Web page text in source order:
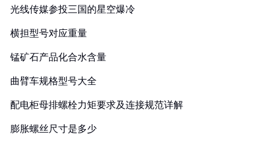
光线传媒参投三国的星空爆冷
横担型号对应重量
锰矿石产品化合水含量
曲臂车规格型号大全
配电柜母排螺栓力矩要求及连接规范详解
膨胀螺丝尺寸是多少